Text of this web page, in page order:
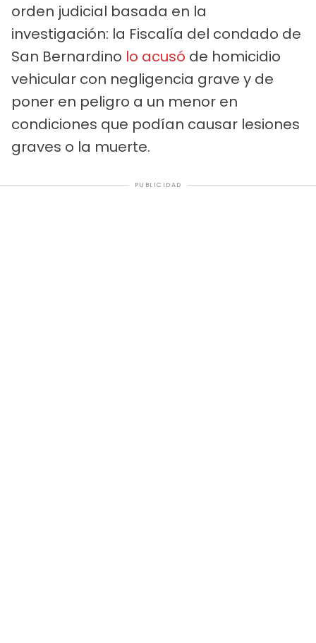
orden judicial basada en la
investigación: la Fiscalía del condado de
San Bernardino lo acusó de homicidio
vehicular con negligencia grave y de
poner en peligro a un menor en
condiciones que podían causar lesiones
graves o la muerte.
PUBLICIDAD